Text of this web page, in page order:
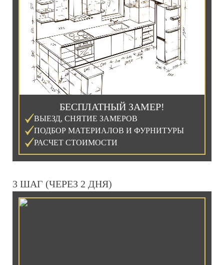
БЕСПЛАТНЫЙ ЗАМЕР!
ВЫЕЗД, СНЯТИЕ ЗАМЕРОВ
ПОДБОР МАТЕРИАЛОВ И ФУРНИТУРЫ
РАСЧЕТ СТОИМОСТИ
3 ШАГ (ЧЕРЕЗ 2 ДНЯ)